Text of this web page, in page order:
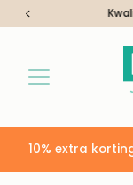
Ga naar inhoud
10% extra